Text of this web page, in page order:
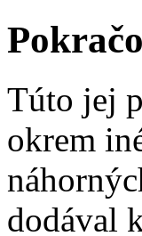
Túto jej
okrem
dodával